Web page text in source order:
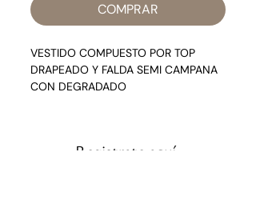
COMPRAR
VESTIDO COMPUESTO POR TOP
DRAPEADO Y FALDA SEMI CAMPANA
CON DEGRADADO
LUMINOSIDADRegistrate aquí